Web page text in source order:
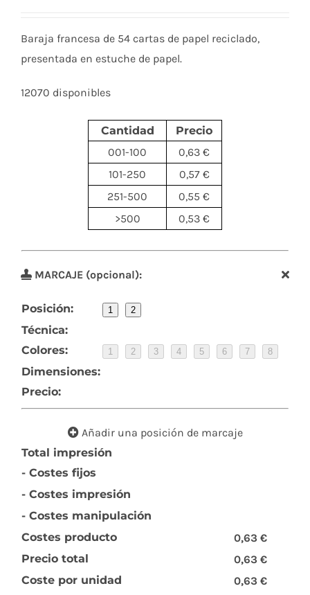
Baraja francesa de 54 cartas de papel reciclado,
presentada en estuche de papel.
12070 disponibles
Cantidad
Precio
001-100
0,63 €
101-250
0,57 €
251-500
0,55 €
>500
0,53 €
MARCAJE (opcional):
Posición: 1 2
Técnica:
Colores:
1 2 3 4 5 6 7 8
Dimensiones:
Precio:
Añadir una posición de marcaje
Total impresión
- Costes fijos
- Costes impresión
- Costes manipulación
Costes producto
0,63 €
Precio total
0,63 €
Coste por unidad
0,63 €